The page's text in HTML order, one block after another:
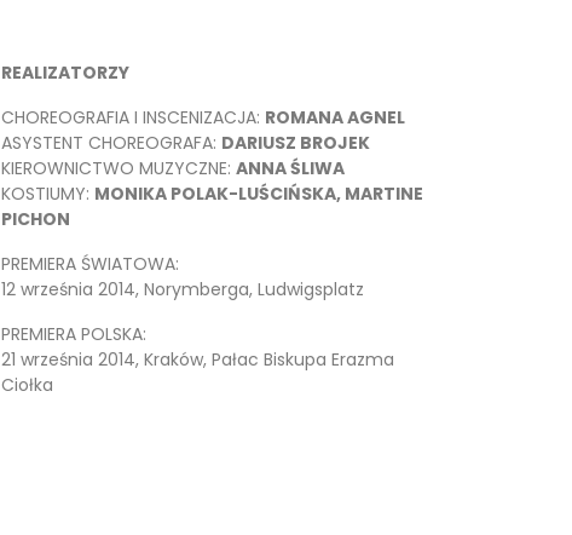
REALIZATORZY
CHOREOGRAFIA I INSCENIZACJA: ROMANA AGNEL
ASYSTENT CHOREOGRAFA: DARIUSZ BROJEK
KIEROWNICTWO MUZYCZNE: ANNA ŚLIWA
KOSTIUMY: MONIKA POLAK-LUŚCIŃSKA, MARTINE
PICHON
PREMIERA ŚWIATOWA:
12 września 2014, Norymberga, Ludwigsplatz
PREMIERA POLSKA:
21 września 2014, Kraków, Pałac Biskupa Erazma
Ciołka